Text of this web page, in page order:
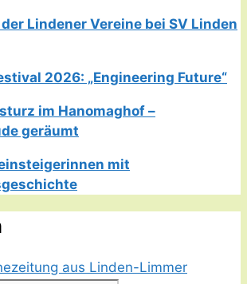
Lindener Vereine bei SV Linden
2026: „Engineering Future“
im Hanomaghof –
geräumt
mit
aus Linden-Limmer